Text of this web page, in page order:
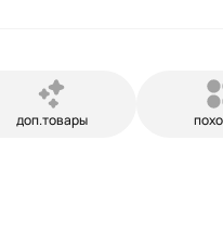
доп.товары